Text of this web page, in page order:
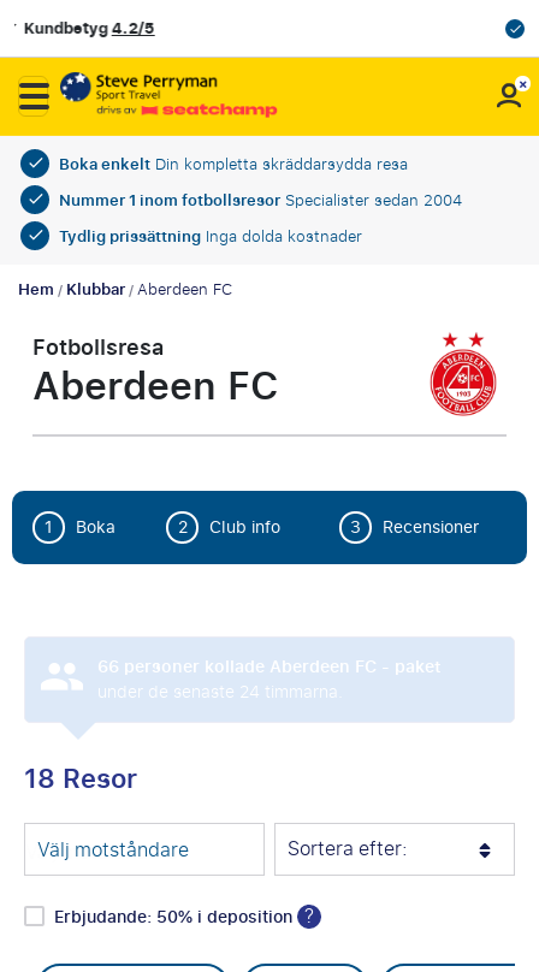
OFFICIELL PARTNER TILL SVENSKA
Boka enkeltDin kompletta skräddarsydda resa
Nummer 1 inom fotbollsresorSpecialister sedan 2004
Tydlig prissättningInga dolda kostnader
Hem/Klubbar/Aberdeen FC
Fotbollsresa
Aberdeen FC
1 Boka 2 Club info 3 Recensioner
66 personer kollade Aberdeen FC - paket
under de senaste 24 timmarna.
18 Resor
Välj motståndare Sortera efter:
Erbjudande: 50% i deposition ?